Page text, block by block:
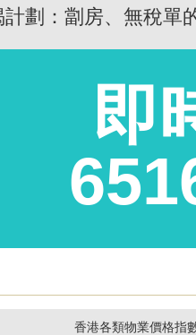
劃：劏房、無稅單
即
香港各類物業價格指